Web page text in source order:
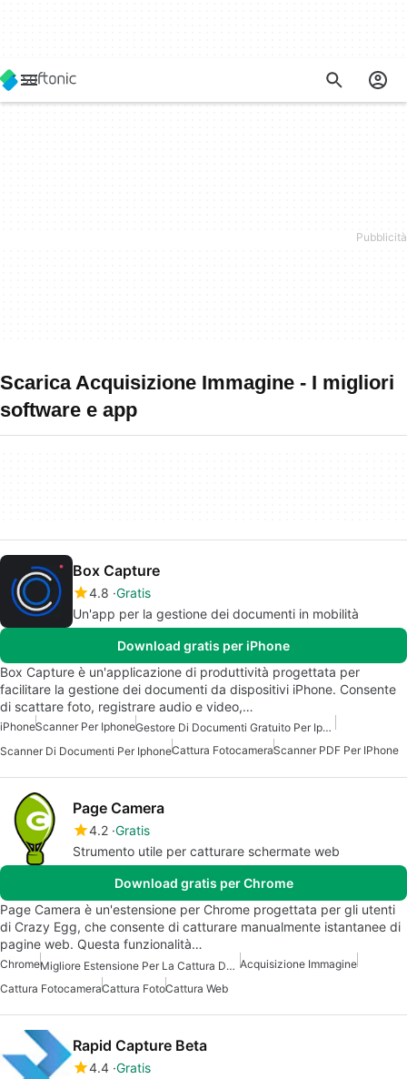
Scarica Acquisizione Immagine - I migliori
software e app
Box Capture
4.8 Gratis
Un'app per la gestione dei documenti in mobilità
Download gratis per iPhone
Box Capture è un'applicazione di produttività progettata per
facilitare la gestione dei documenti da dispositivi iPhone. Consente
di scattare foto, registrare audio e video,…
iPhoneScanner Per Iphone
Gestore Di Documenti Gratuito Per Iphone
Scanner Di Documenti Per IphoneCattura FotocameraScanner PDF Per IPhone
Page Camera
4.2 Gratis
Strumento utile per catturare schermate web
Download gratis per Chrome
Page Camera è un'estensione per Chrome progettata per gli utenti
di Crazy Egg, che consente di catturare manualmente istantanee di
pagine web. Questa funzionalità…
Chrome Migliore Estensione Per La Cattura Dello Schermo Per Chrome Acquisizione Immagine
Cattura FotocameraCattura FotoCattura Web
Rapid Capture Beta
4.4 Gratis